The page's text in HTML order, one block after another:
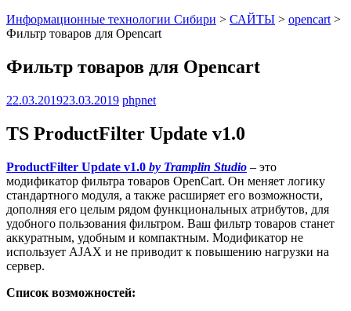
Информационные технологии Сибири > САЙТЫ > opencart >
Фильтр товаров для Opencart
Фильтр товаров для Opencart
22.03.201923.03.2019 phpnet
TS ProductFilter Update v1.0
ProductFilter Update v1.0 by Tramplin Studio – это
модификатор фильтра товаров OpenCart. Он меняет логику
стандартного модуля, а также расширяет его возможности,
дополняя его целым рядом функциональных атрибутов, для
удобного пользования фильтром. Ваш фильтр товаров станет
аккуратным, удобным и компактным. Модификатор не
использует AJAX и не приводит к повышению нагрузки на
сервер.
Список возможностей: